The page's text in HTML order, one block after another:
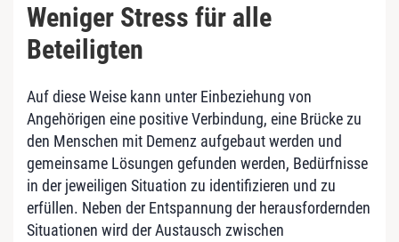
Weniger Stress für alle
Beteiligten
Auf diese Weise kann unter Einbeziehung von
Angehörigen eine positive Verbindung, eine Brücke zu
den Menschen mit Demenz auf­gebaut werden und
gemeinsame Lösungen gefunden werden, Bedürfnisse
in der jeweiligen Situation zu identifizieren und zu
erfüllen. Neben der Entspannung der herausfordernden
Situationen wird der Austausch zwischen